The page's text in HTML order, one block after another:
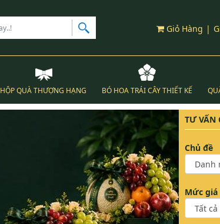
Giỏ Hàng |
HỘP QUÀ THƯỢNG HẠNG BÓ HOA TRÁI CÂY THIẾT KẾ
TƯ VẤN
Chủ đề
Mức giá